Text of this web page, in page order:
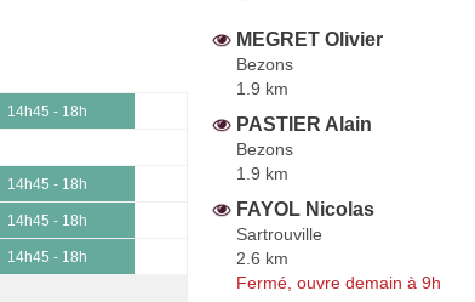
14h45 - 18h
14h45 - 18h
14h45 - 18h
14h45 - 18h
MEGRET Olivier
Bezons
1.9 km
PASTIER Alain
Bezons
1.9 km
FAYOL Nicolas
Sartrouville
2.6 km
Fermé, ouvre demain à 9h